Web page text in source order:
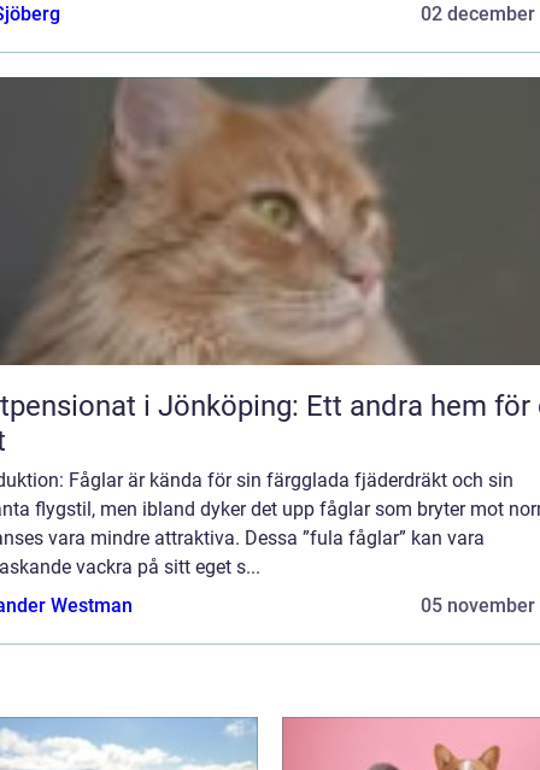
02 december
i Jönköping: Ett andra hem för
Fåglar är kända för sin färgglada fjäderdräkt och sin
flygstil, men ibland dyker det upp fåglar som bryter mot
vara mindre attraktiva. Dessa ”fula fåglar” kan vara
vackra på sitt eget s...
Westman
05 november